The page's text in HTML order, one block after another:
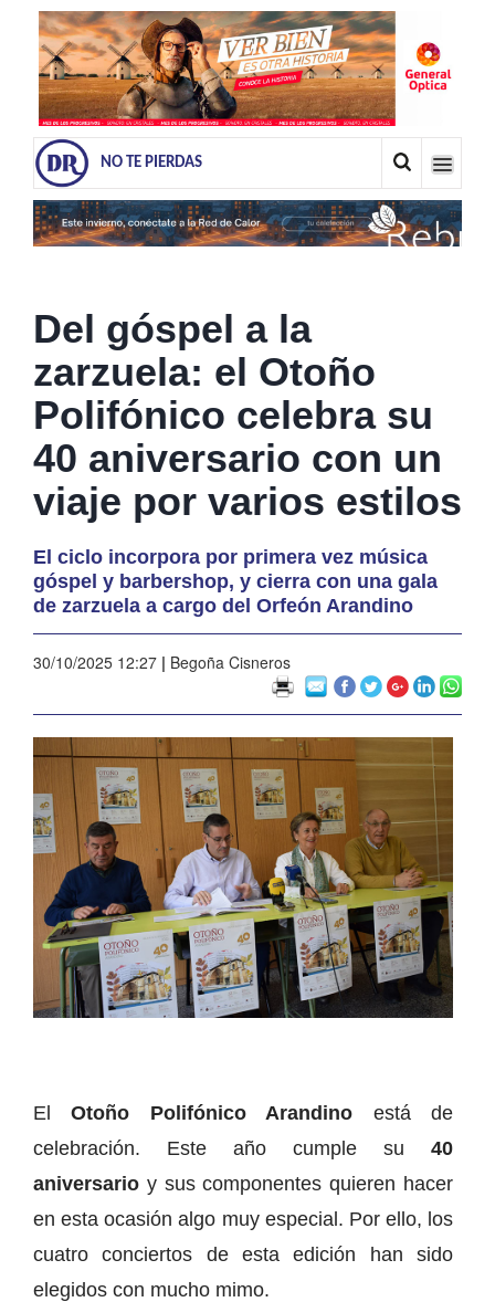
NO TE PIERDAS
Del góspel a la
zarzuela: el Otoño
Polifónico celebra su
40 aniversario con un
viaje por varios estilos
El ciclo incorpora por primera vez música
góspel y barbershop, y cierra con una gala
de zarzuela a cargo del Orfeón Arandino
30/10/2025 12:27 | Begoña Cisneros
ElOtoño Polifónico Arandino está de
celebración. Este año cumple su 40
aniversario y sus componentes quieren hacer
en esta ocasión algo muy especial. Por ello, los
cuatro conciertos de esta edición han sido
elegidos con mucho mimo.